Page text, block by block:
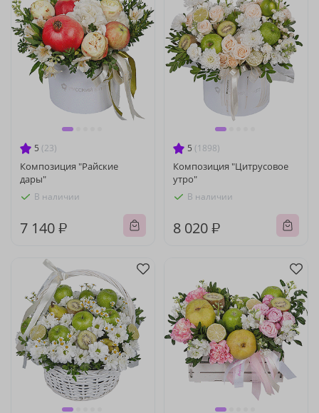
5 (23)
Композиция "Райские
дары"
В наличии
7 140 ₽
5 (1898)
Композиция "Цитрусовое
утро"
В наличии
8 020 ₽